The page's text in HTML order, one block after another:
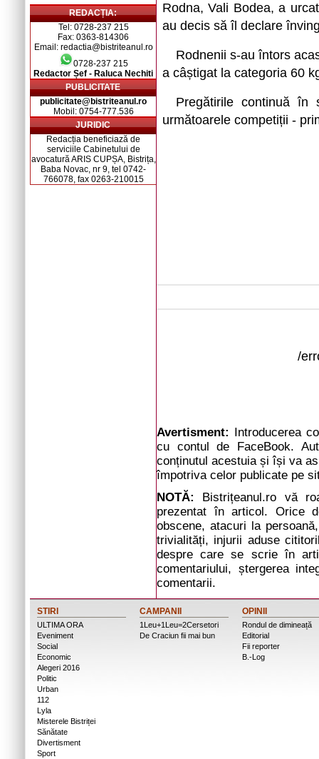
REDACȚIA:
Tel: 0728-237 215
Fax: 0363-814306
Email: redactia@bistriteanul.ro
0728-237 215
Redactor Șef - Raluca Nechiti
PUBLICITATE
publicitate@bistriteanul.ro
Mobil: 0754-777.536
JURIDIC
Redacția beneficiază de
serviciile Cabinetului de
avocatură ARIS CUPȘA, Bistrița,
Baba Novac, nr 9, tel 0742-
766078, fax 0263-210015
Rodna, Vali Bodea, a
au decis să îl declare
Rodnenii s-au întors
a câștigat la categoria 60
Pregătirile continuă în
următoarele competiții -
/
Avertisment: Introducerea
cu contul de FaceBook.
conținutul acestuia și își va
împotriva celor publicate pe
NOTĂ: Bistrițeanul.ro vă
prezentat în articol. Orice
obscene, atacuri la
trivialități, injurii aduse
despre care se scrie în
comentariului, ștergerea
comentarii.
STIRI
ULTIMA ORA
Eveniment
Social
Economic
Alegeri 2016
Politic
Urban
112
Lyla
Misterele Bistriței
Sănătate
Divertisment
Sport
CAMPANII
1Leu+1Leu=2Cersetori
De Craciun fii mai bun
OPINII
Rondul de dimineață
Editorial
Fii reporter
B.-Log